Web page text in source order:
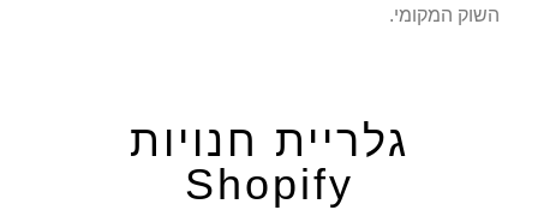
השוק המקומי.
גלריית חנויות
Shopify